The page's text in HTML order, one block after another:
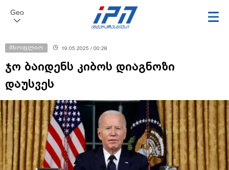
Geo
მსოფლიო 19.05.2025 / 00:28
ჯო ბაიდენს კიბოს დიაგნოზი
დაუსვეს